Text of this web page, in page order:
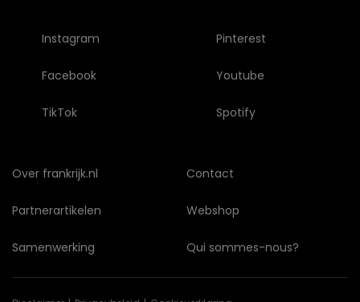
Instagram
Facebook
TikTok
Pinterest
Youtube
Spotify
Over frankrijk.nl
Partnerartikelen
Samenwerking
Contact
Webshop
Qui sommes-nous?